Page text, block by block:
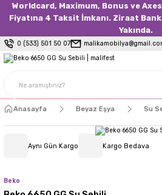
Worldcard, Maximum, Bonus ve
Fiyatına 4 Taksit İmkanı. Ziraat
Yakında.
0 (533) 501 50 07
Anasayfa Beyaz Eşya Su
Aynı Gün Kargo Kargo Bedava
Beko